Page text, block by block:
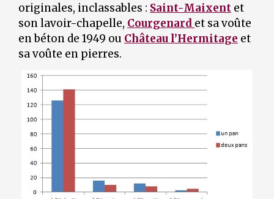
originales, inclassables : Saint-Maixent et
son lavoir-chapelle, Courgenard et sa voûte
en béton de 1949 ou Château l’Hermitage et
sa voûte en pierres.